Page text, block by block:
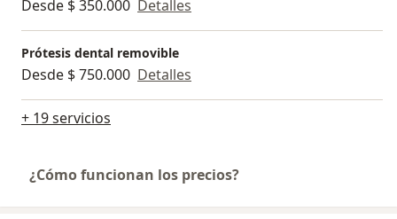
Desde $ 350.000 Detalles
Prótesis dental removible
Desde $ 750.000 Detalles
+ 19 servicios
¿Cómo funcionan los precios?